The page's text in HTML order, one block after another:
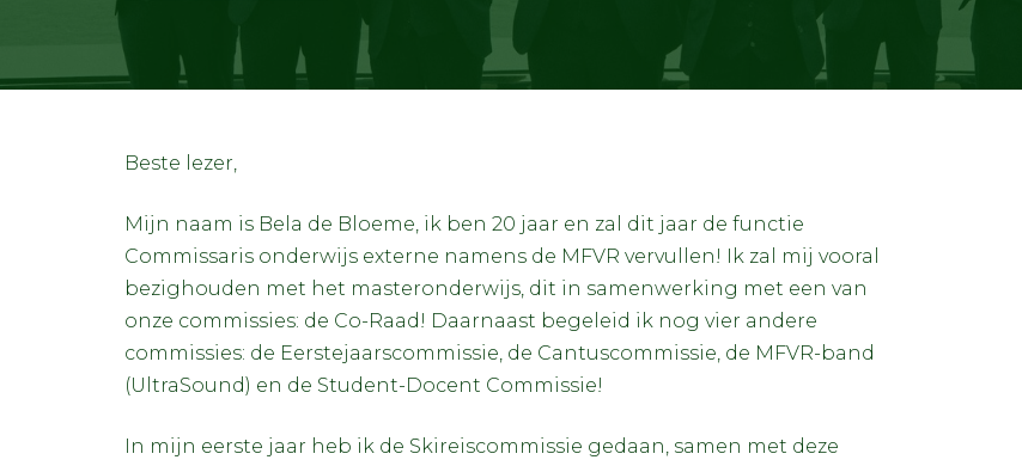
Beste lezer,
Mijn naam is Bela de Bloeme, ik ben 20 jaar en zal dit jaar de functie
Commissaris onderwijs externe namens de MFVR vervullen! Ik zal mij vooral
bezighouden met het masteronderwijs, dit in samenwerking met een van
onze commissies: de Co-Raad! Daarnaast begeleid ik nog vier andere
commissies: de Eerstejaarscommissie, de Cantuscommissie, de MFVR-band
(UltraSound) en de Student-Docent Commissie!
In mijn eerste jaar heb ik de Skireiscommissie gedaan, samen met deze